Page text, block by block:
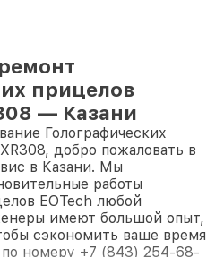
прицелов
— Казани
Голографических
добро пожаловать в
в Казани. Мы
работы
EOTech любой
имеют большой опыт,
сэкономить ваше время
номеру +7 (843) 254-68-